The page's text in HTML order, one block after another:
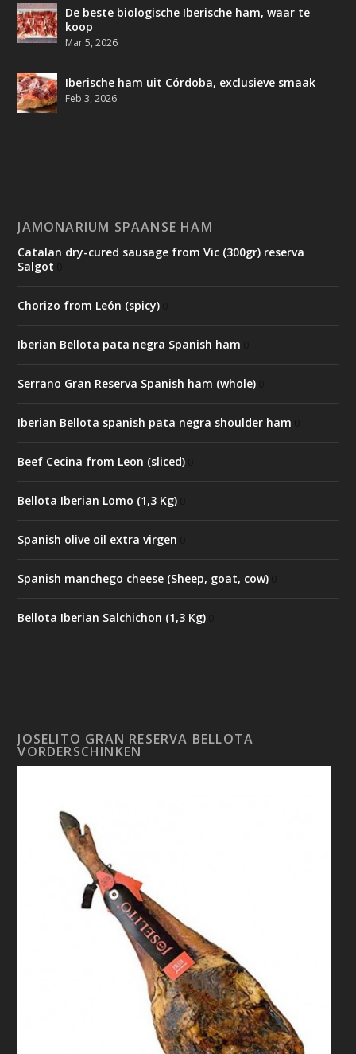
De beste biologische Iberische ham, waar te
koop
Mar 5, 2026
Iberische ham uit Córdoba, exclusieve smaak
Feb 3, 2026
JAMONARIUM SPAANSE HAM
Catalan dry-cured sausage from Vic (300gr) reserva
Salgot
Chorizo from León (spicy)
Iberian Bellota pata negra Spanish ham
Serrano Gran Reserva Spanish ham (whole)
Iberian Bellota spanish pata negra shoulder ham
Beef Cecina from Leon (sliced)
Bellota Iberian Lomo (1,3 Kg)
Spanish olive oil extra virgen
Spanish manchego cheese (Sheep, goat, cow)
Bellota Iberian Salchichon (1,3 Kg)
JOSELITO GRAN RESERVA BELLOTA
VORDERSCHINKEN